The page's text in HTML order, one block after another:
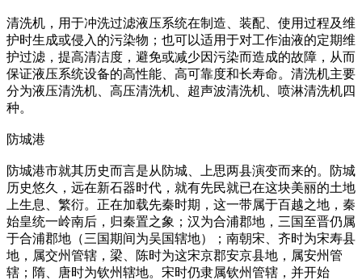
清洗机，用于冲洗过滤液压系统在制造、装配、使用过程及维
护时生成或侵入的污染物；也可以适用于对工作油液的定期维
护过滤，提高清洁度，避免或减少因污染而造成的故障，从而
保证液压系统设备的高性能、高可靠度和长寿命。清洗机主要
分为液压清洗机、高压清洗机、超声波清洗机、喷淋清洗机四
种。
防城港
防城港市就其历史而言是从防城、上思两县演变而来的。防城
历史悠久，远在新石器时代，就有先民就已在这块美丽的土地
上生息、繁衍。正在加载先秦时期，这一带属于百越之地，秦
始皇统一岭南后，归秦置之象；汉为合浦郡地，三国至晋仍属
于合浦郡地（三国期间为吴国辖地）；南朝宋、齐时为宋寿县
地，属交州管辖，梁、陈时为这宋京郡安京县地，属安州管
辖；隋、唐时为钦州辖地。宋时仍隶属钦州管辖，并开始